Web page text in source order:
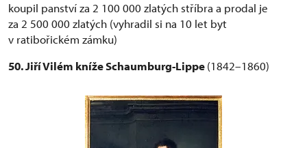
koupil panství za 2 100 000 zlatých stříbra a prodal je
za 2 500 000 zlatých (vyhradil si na 10 let byt
v ratibořickém zámku)
50. Jiří Vilém kníže Schaumburg-Lippe(1842–1860)